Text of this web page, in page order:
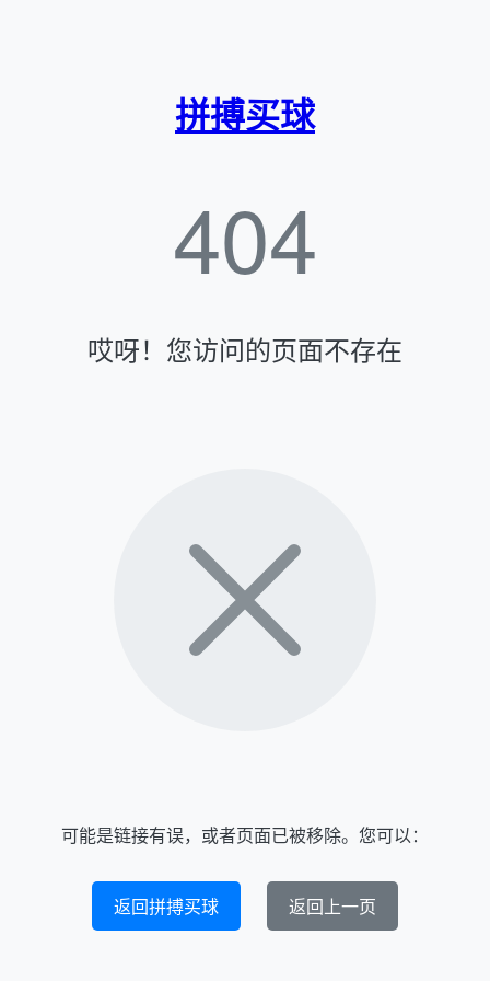
拼搏买球
404
哎呀！您访问的页面不存在
可能是链接有误，或者页面已被移除。您可以：
返回拼搏买球 返回上一页